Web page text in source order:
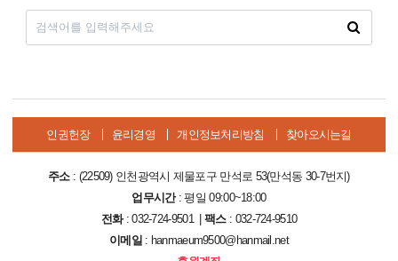
인권헌장 윤리경영 개인정보처리방침 찾아오시는길
주소: (22509) 인천광역시 제물포구 만석로 53(만석동 30-7번지)
업무시간: 평일 09:00~18:00
전화: 032-724-9501 |팩스: 032-724-9510
이메일 : hanmaeum9500@hanmail.net